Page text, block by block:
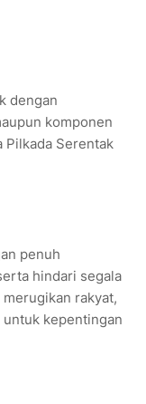
dengan
komponen
Pilkada Serentak
penuh
hindari segala
rakyat,
untuk kepentingan